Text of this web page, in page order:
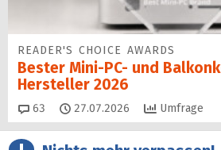
READER'S CHOICE AWARDS
Bester Mini-PC- und
Hersteller 2026
63 Kommentare
27.07.2026 Umfrage